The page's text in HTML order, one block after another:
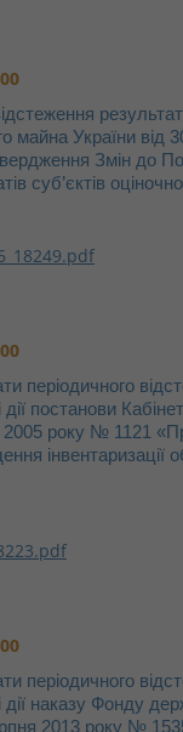
майна України від
Змін до
суб’єктів
періодичного
постанови
2005 року № 1121
інвентаризації
періодичного
дії наказу Фонду
2013 року №